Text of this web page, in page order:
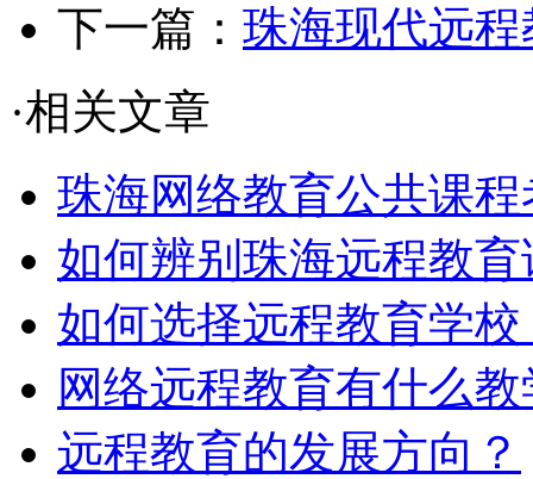
下一篇： 珠海现代远
·相关文章
珠海网络教育公共课
如何辨别珠海远程教
如何选择远程教育学校
网络远程教育有什么
远程教育的发展方向？